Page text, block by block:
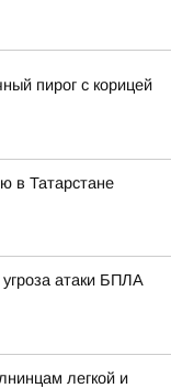
пирог с корицей
в Татарстане
атаки БПЛА
легкой и